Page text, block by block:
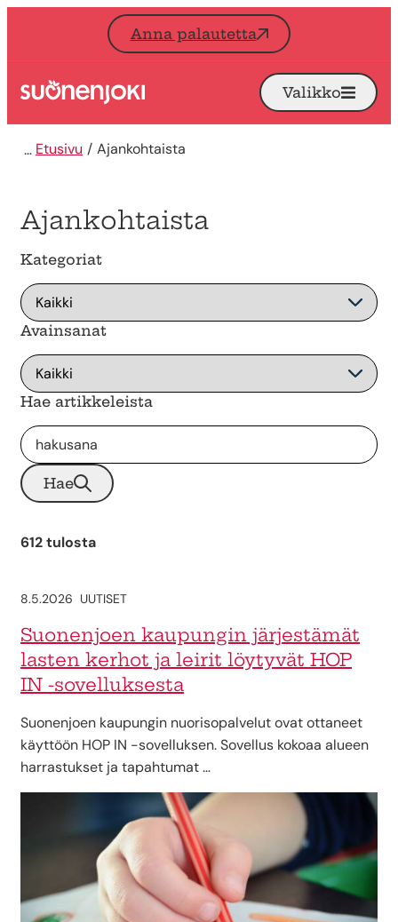
Siirry sisältöön
Anna palautetta
Etusivu Avaa
Valikko
Etusivu Ajankohtaista
Ajankohtaista
Kategoriat
Avainsanat
Hae artikkeleista
Hae
612 tulosta
8.5.2026 UUTISET
Suonenjoen kaupungin järjestämät
lasten kerhot ja leirit löytyvät HOP
IN -sovelluksesta
Suonenjoen kaupungin nuorisopalvelut ovat ottaneet
käyttöön HOP IN -sovelluksen. Sovellus kokoaa alueen
harrastukset ja tapahtumat …